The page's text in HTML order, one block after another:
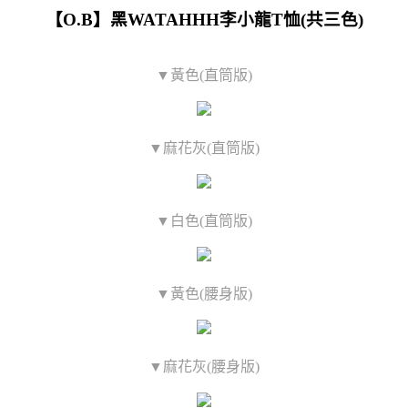
【O.B】黑WATAHHH李小龍T恤(共三色)
▼黃色(直筒版)
▼麻花灰(直筒版)
▼白色(直筒版)
▼黃色(腰身版)
▼麻花灰(腰身版)